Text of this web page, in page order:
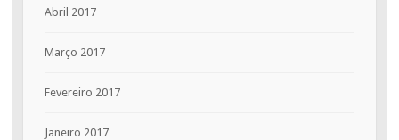
Abril 2017
Março 2017
Fevereiro 2017
Janeiro 2017